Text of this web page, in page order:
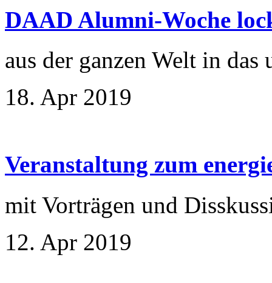
DAAD Alumni-Woche
aus der ganzen Welt in das
18. Apr 2019
Veranstaltung zum
mit Vorträgen und
12. Apr 2019